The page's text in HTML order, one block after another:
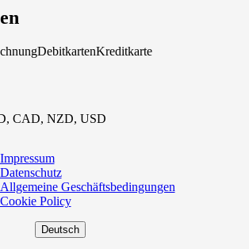
DebitkartenKreditkarte
CAD, NZD, USD
Impressum
Datenschutz
Allgemeine Geschäftsbedingungen
Cookie Policy
Deutsch